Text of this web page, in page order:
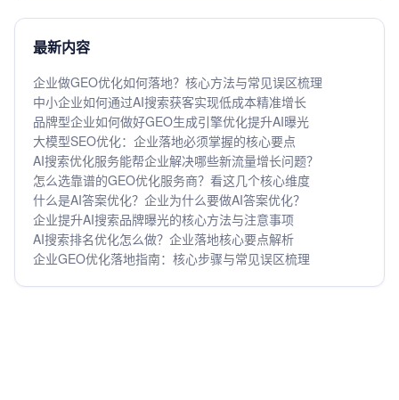
最新内容
企业做GEO优化如何落地？核心方法与常见误区梳理
中小企业如何通过AI搜索获客实现低成本精准增长
品牌型企业如何做好GEO生成引擎优化提升AI曝光
大模型SEO优化：企业落地必须掌握的核心要点
AI搜索优化服务能帮企业解决哪些新流量增长问题？
怎么选靠谱的GEO优化服务商？看这几个核心维度
什么是AI答案优化？企业为什么要做AI答案优化？
企业提升AI搜索品牌曝光的核心方法与注意事项
AI搜索排名优化怎么做？企业落地核心要点解析
企业GEO优化落地指南：核心步骤与常见误区梳理